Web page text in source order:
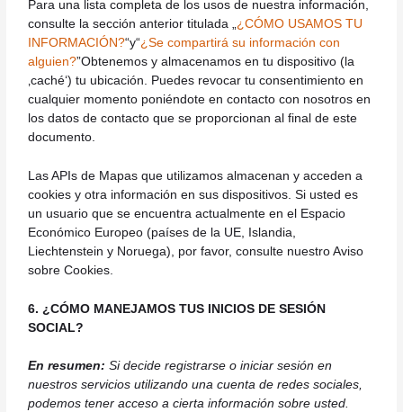
Para una lista completa de los usos de nuestra información,
consulte la sección anterior titulada „ ¿CÓMO USAMOS TU
INFORMACIÓN?“y“¿Se compartirá su información con
alguien?”Obtenemos y almacenamos en tu dispositivo (la
‚caché‘) tu ubicación. Puedes revocar tu consentimiento en
cualquier momento poniéndote en contacto con nosotros en
los datos de contacto que se proporcionan al final de este
documento.
Las APIs de Mapas que utilizamos almacenan y acceden a
cookies y otra información en sus dispositivos. Si usted es
un usuario que se encuentra actualmente en el Espacio
Económico Europeo (países de la UE, Islandia,
Liechtenstein y Noruega), por favor, consulte nuestro Aviso
sobre Cookies.
6. ¿CÓMO MANEJAMOS TUS INICIOS DE SESIÓN
SOCIAL?
En resumen: Si decide registrarse o iniciar sesión en
nuestros servicios utilizando una cuenta de redes sociales,
podemos tener acceso a cierta información sobre usted.